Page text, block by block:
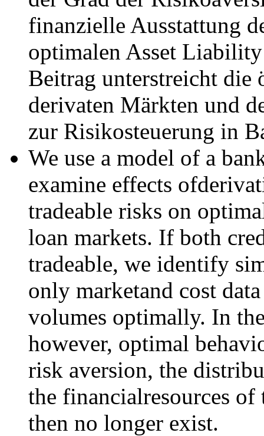
finanzielle Ausstattung
optimalen Asset
Beitrag unterstreicht die
derivaten Märkten und
zur Risikosteuerung in
We use a model of a
examine effects
tradeable risks on
loan markets. If both
tradeable, we identify
only marketand cost
volumes optimally. In
however, optimal
risk aversion, the
the financialresources
then no longer exist.